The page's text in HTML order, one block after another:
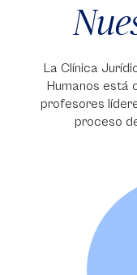
La Clínica
Humanos está
profesores
proceso